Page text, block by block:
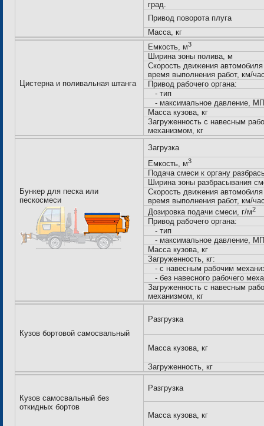
град.
Привод поворота плуга
Масса, кг
Цистерна и поливальная штанга
Емкость, м3
Ширина зоны полива, м
Скорость движения
время выполнения работ, км/
Привод рабочего органа:
- тип
- максимальное давление,
Масса кузова, кг
Загруженность с навесным
механизмом, кг
Бункер для песка или
пескосмеси
Загрузка
Емкость, м3
Подача смеси к органу
Ширина зоны разбрасывания
Скорость движения
время выполнения работ, км/
Дозировка подачи смеси, г/м2
Привод рабочего органа:
- тип
- максимальное давление,
Масса кузова, кг
Загруженность, кг:
- с навесным рабочим
- без навесного рабочего
Загруженность с навесным
механизмом, кг
Кузов бортовой самосвальный
Разгрузка
Масса кузова, кг
Загруженность, кг
Кузов самосвальный без
откидных бортов
Разгрузка
Масса кузова, кг